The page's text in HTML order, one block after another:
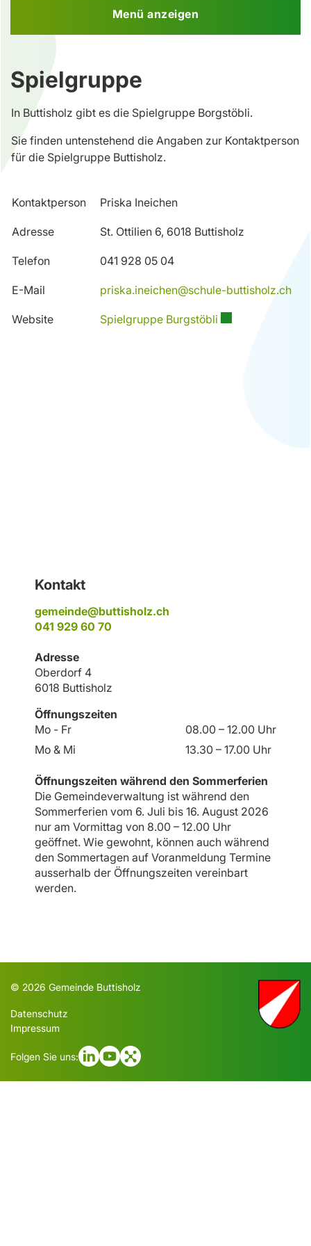
Menü anzeigen
Spielgruppe
In Buttisholz gibt es die Spielgruppe Borgstöbli.
Sie finden untenstehend die Angaben zur Kontaktperson
für die Spielgruppe Buttisholz.
Kontaktperson Priska Ineichen
Adresse St. Ottilien 6, 6018 Buttisholz
Telefon 041 928 05 04
E-Mail priska.ineichen@schule-buttisholz.ch
Website Spielgruppe Burgstöbli
Kontakt
gemeinde@buttisholz.ch
041 929 60 70
Adresse
Oberdorf 4
6018 Buttisholz
Öffnungszeiten
Mo - Fr
08.00 – 12.00 Uhr
Mo & Mi
13.30 – 17.00 Uhr
Öffnungszeiten während den Sommerferien
Die Gemeindeverwaltung ist während den
Sommerferien vom 6. Juli bis 16. August 2026
nur am Vormittag von 8.00 – 12.00 Uhr
geöffnet. Wie gewohnt, können auch während
den Sommertagen auf Voranmeldung Termine
ausserhalb der Öffnungszeiten vereinbart
werden.
© 2026 Gemeinde Buttisholz
Toolbar
Datenschutz
Impressum
Folgen Sie uns: